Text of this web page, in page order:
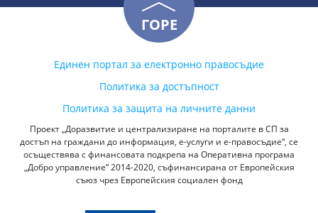
ГОРЕ
Единен портал за електронно правосъдие
Политика за достъпност
Политика за защита на личните данни
Проект „Доразвитие и централизиране на порталите в СП за
достъп на граждани до информация, е-услуги и е-правосъдие“, се
осъществява с финансовата подкрепа на Оперативна програма
„Добро управление“ 2014-2020, съфинансирана от Европейския
съюз чрез Европейския социален фонд